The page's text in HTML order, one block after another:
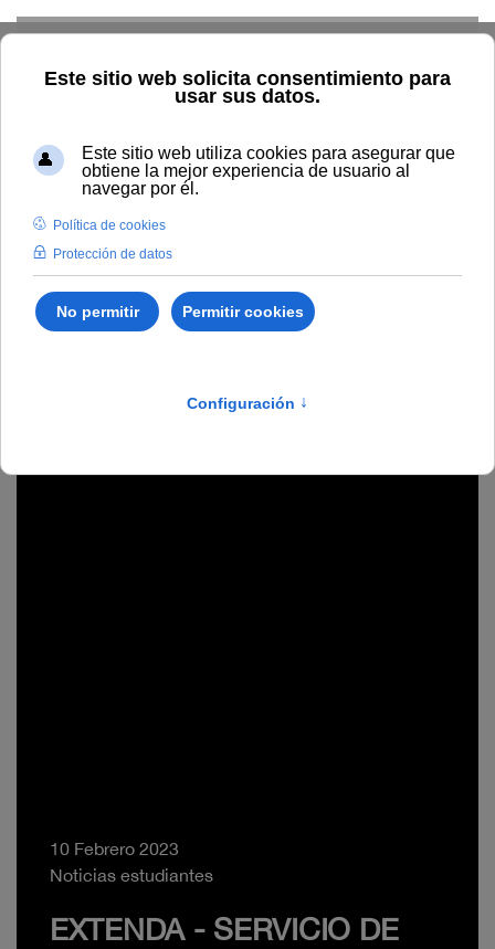
10 Febrero 2023
Noticias estudiantes
EXTENDA - SERVICIO DE